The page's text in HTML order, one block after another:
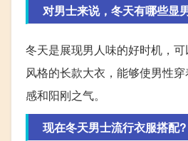
对男士来说，冬天有哪些显
冬天是展现男人味的好时机，
风格的长款大衣，能够使男性
感和阳刚之气。
现在冬天男士流行衣服搭配?